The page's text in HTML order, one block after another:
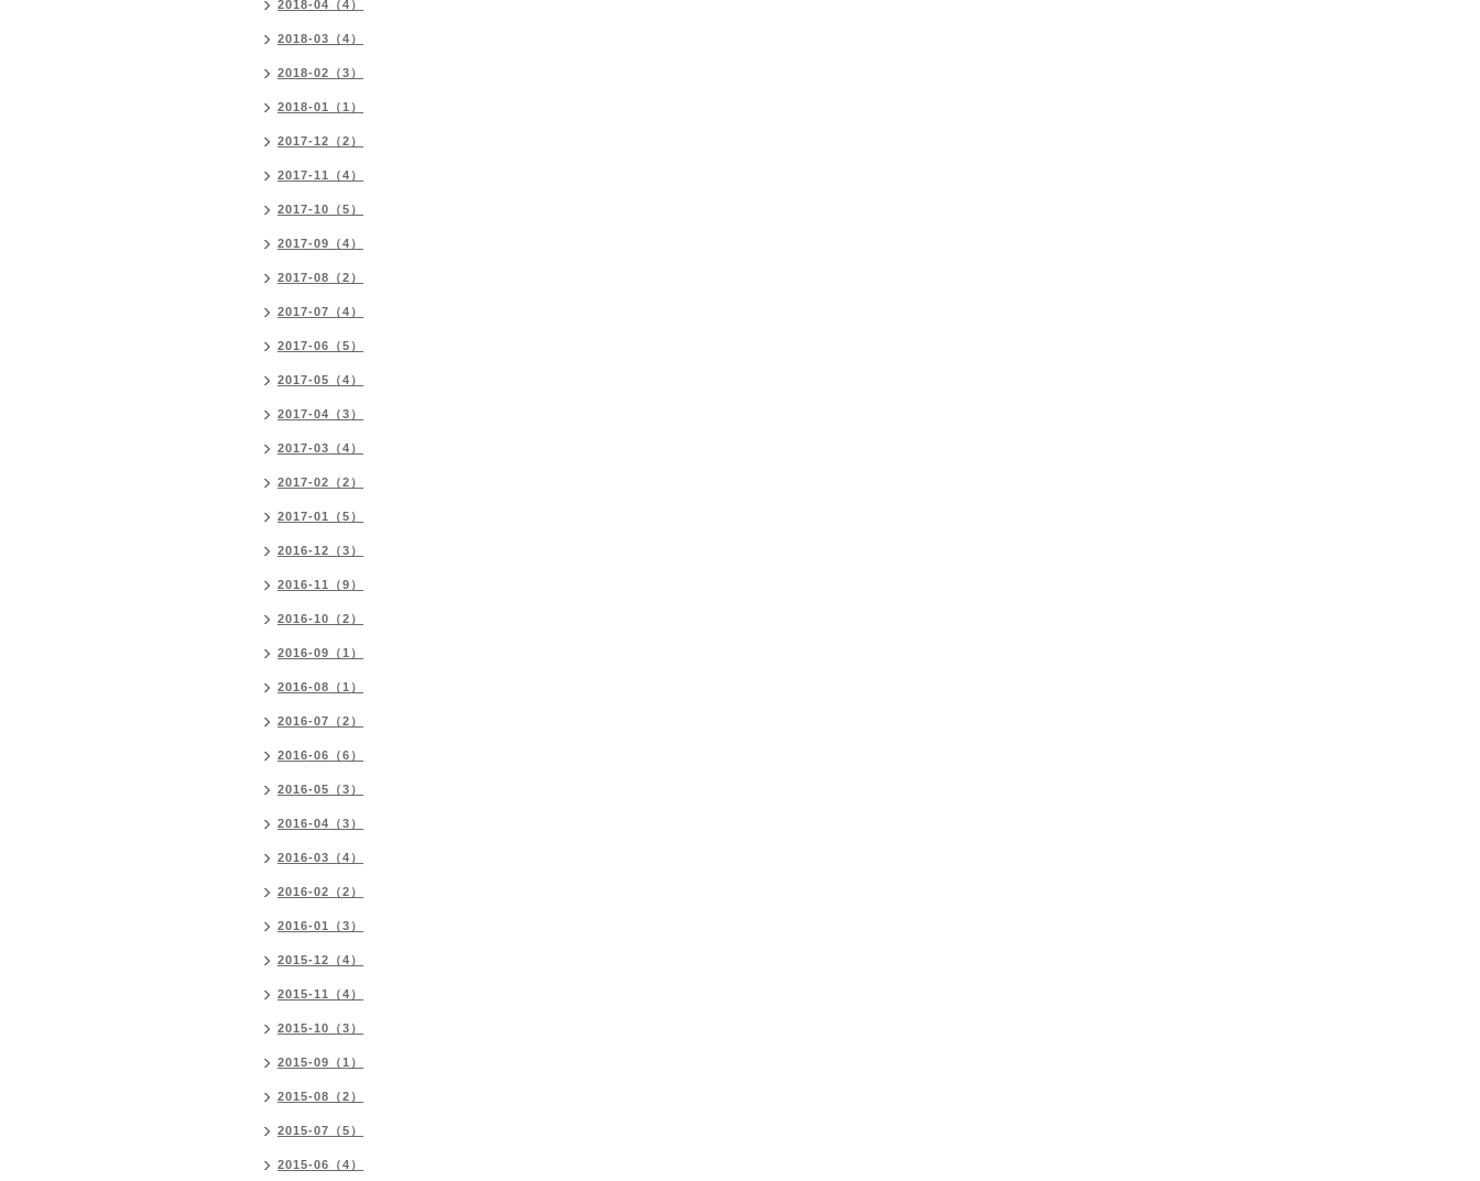
2018-04（4）
2018-03（4）
2018-02（3）
2018-01（1）
2017-12（2）
2017-11（4）
2017-10（5）
2017-09（4）
2017-08（2）
2017-07（4）
2017-06（5）
2017-05（4）
2017-04（3）
2017-03（4）
2017-02（2）
2017-01（5）
2016-12（3）
2016-11（9）
2016-10（2）
2016-09（1）
2016-08（1）
2016-07（2）
2016-06（6）
2016-05（3）
2016-04（3）
2016-03（4）
2016-02（2）
2016-01（3）
2015-12（4）
2015-11（4）
2015-10（3）
2015-09（1）
2015-08（2）
2015-07（5）
2015-06（4）